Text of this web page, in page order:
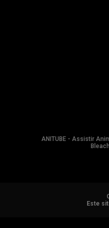
ANITUBE - Assistir
Este